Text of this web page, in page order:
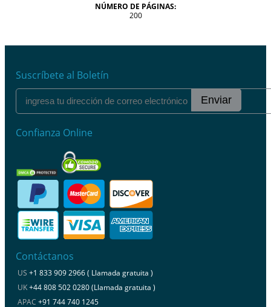
NÚMERO DE PÁGINAS:
200
Suscríbete al Boletín
Enviar
Confianza Online
Contáctanos
US +1 833 909 2966 ( Llamada gratuita )
UK+44 808 502 0280 (Llamada gratuita )
APAC +91 744 740 1245